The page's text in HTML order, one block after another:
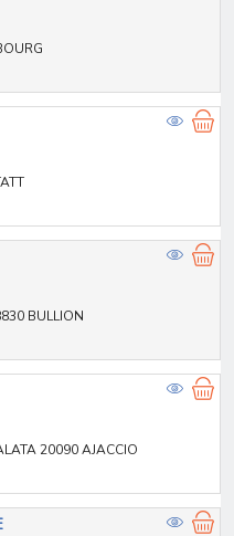
BULLION
20090 AJACCIO